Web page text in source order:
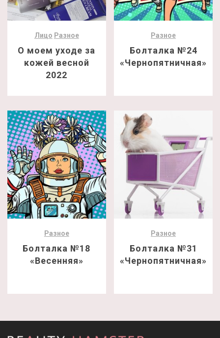
Лицо Разное
О моем уходе за
кожей весной
2022
Разное
Болталка №24
«Чернопятничная»
Разное
Болталка №18
«Весенняя»
Разное
Болталка №31
«Чернопятничная»